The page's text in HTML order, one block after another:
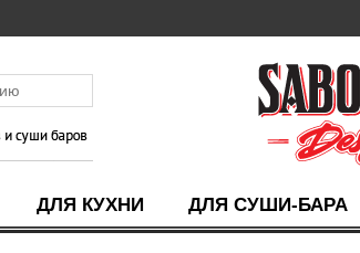
ДЛЯ КУХНИ ДЛЯ СУШИ-БАРА